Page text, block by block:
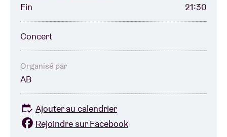
À propos de l'AB
Contact
Fin
21:30
Concert
Organisé par
AB
Ajouter au calendrier
Rejoindre sur Facebook